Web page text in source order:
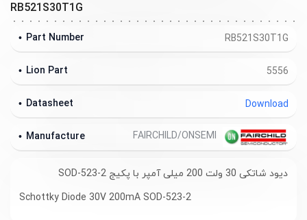
RB521S30T1G
RB521S30T1G
Part Number
5556
Lion Part
Download
Datasheet
Manufacture
دیود شاتکی 30 ولت 200 میلی آمپر با پکیج SOD-523-2
Schottky Diode 30V 200mA SOD-523-2